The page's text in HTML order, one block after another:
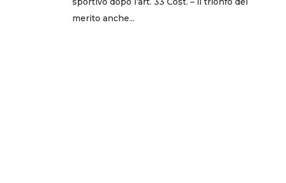
merito anche...